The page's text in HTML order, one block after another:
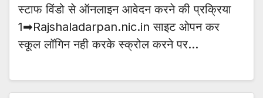
स्टाफ विंडो से ऑनलाइन आवेदन करने की प्रक्रिया
1➡Rajshaladarpan.nic.in साइट ओपन कर
स्कूल लॉगिन नही करके स्क्रोल करने पर…